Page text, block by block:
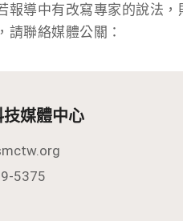
報導中有改寫專家的說法，
請聯絡媒體公關：
技媒體中心
5375